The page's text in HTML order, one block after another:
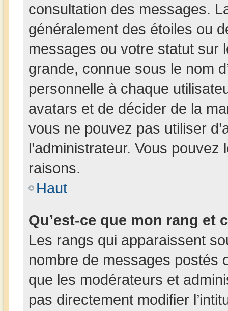
consultation des messages.
généralement des étoiles ou
messages ou votre statut sur
grande, connue sous le nom
personnelle à chaque
avatars et de décider de la
vous ne pouvez pas utiliser
l’administrateur. Vous
raisons.
Haut
Qu’est-ce que mon rang et
Les rangs qui apparaissent
nombre de messages postés
que les modérateurs et
pas directement modifier